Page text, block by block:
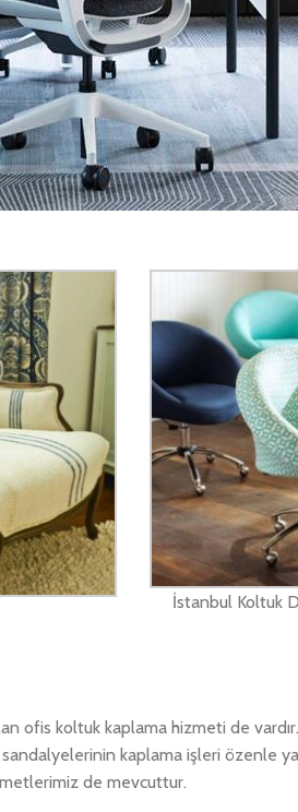
ücretsiz nakliye ile teslim ediyoruz.
kırılmış ve benzeri durumlardaki
dilediğiniz şekilde değiştiriyoruz.
Ünalan ofis koltuk tamiratı
uygulamalarında ücretsiz servis
İstanbul Koltuk
ofis koltuk kaplama hizmeti de
kaplama işleri özenle
de mevcuttur.